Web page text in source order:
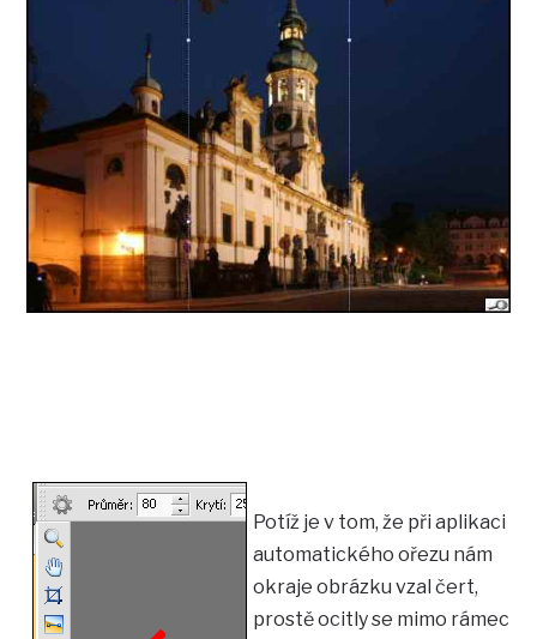
Potíž je v tom, že při aplikaci
automatického ořezu nám
okraje obrázku vzal čert,
prostě ocitly se mimo rámec